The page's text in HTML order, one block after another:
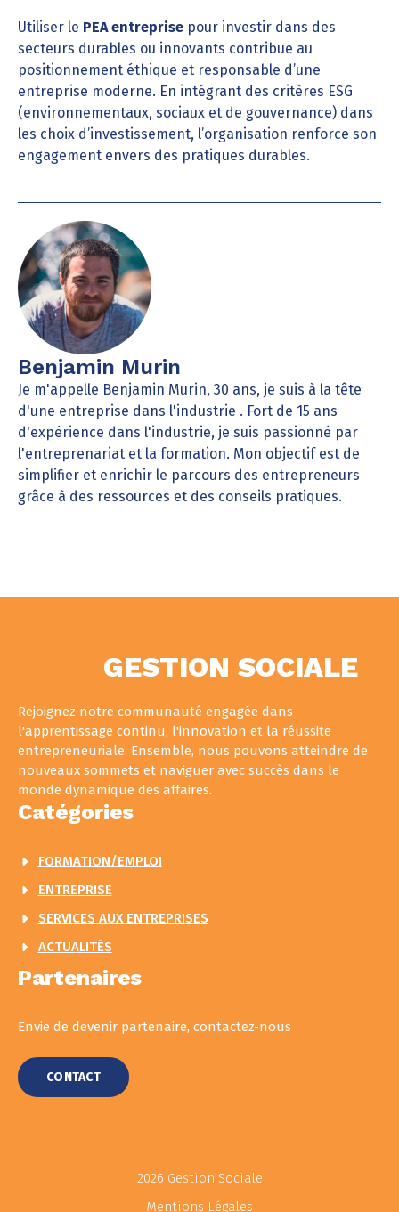
Utiliser le PEA entreprise pour investir dans des
secteurs durables ou innovants contribue au
positionnement éthique et responsable d’une
entreprise moderne. En intégrant des critères ESG
(environnementaux, sociaux et de gouvernance) dans
les choix d’investissement, l’organisation renforce son
engagement envers des pratiques durables.
Benjamin Murin
Je m'appelle Benjamin Murin, 30 ans, je suis à la tête
d'une entreprise dans l'industrie . Fort de 15 ans
d'expérience dans l'industrie, je suis passionné par
l'entreprenariat et la formation. Mon objectif est de
simplifier et enrichir le parcours des entrepreneurs
grâce à des ressources et des conseils pratiques.
GESTION SOCIALE
Rejoignez notre communauté engagée dans
l'apprentissage continu, l'innovation et la réussite
entrepreneuriale. Ensemble, nous pouvons atteindre de
nouveaux sommets et naviguer avec succès dans le
monde dynamique des affaires.
Catégories
FORMATION/EMPLOI
ENTREPRISE
SERVICES AUX ENTREPRISES
ACTUALITÉS
Partenaires
Envie de devenir partenaire, contactez-nous
CONTACT
2026 Gestion Sociale
Mentions Légales